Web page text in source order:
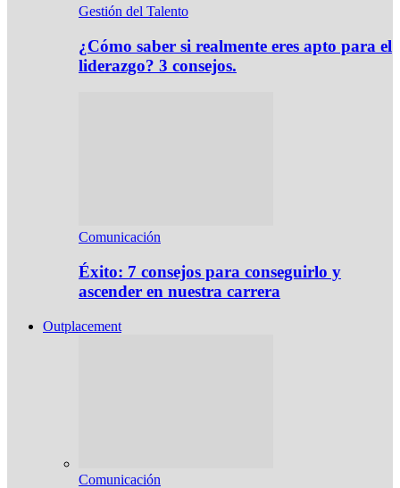
Gestión del Talento
¿Cómo saber si realmente eres apto para el
liderazgo? 3 consejos.
Comunicación
Éxito: 7 consejos para conseguirlo y
ascender en nuestra carrera
Outplacement
Comunicación